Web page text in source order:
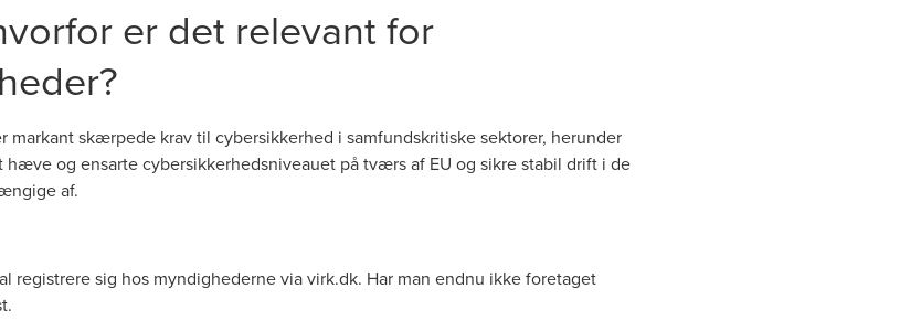
er det relevant for
markant skærpede krav til cybersikkerhed i samfundskritiske sektorer, herunder
og ensarte cybersikkerhedsniveauet på tværs af EU og sikre stabil drift i de
af.
registrere sig hos myndighederne via virk.dk. Har man endnu ikke foretaget